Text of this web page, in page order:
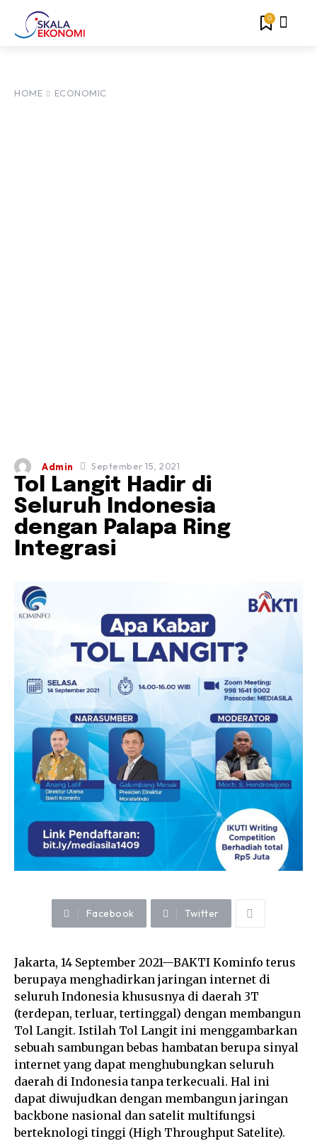
0
HOME ECONOMIC
Admin September 15, 2021
Tol Langit Hadir di
Seluruh Indonesia
dengan Palapa Ring
Integrasi
Facebook Twitter
Jakarta, 14 September 2021—BAKTI Kominfo terus
berupaya menghadirkan jaringan internet di
seluruh Indonesia khususnya di daerah 3T
(terdepan, terluar, tertinggal) dengan membangun
Tol Langit. Istilah Tol Langit ini menggambarkan
sebuah sambungan bebas hambatan berupa sinyal
internet yang dapat menghubungkan seluruh
daerah di Indonesia tanpa terkecuali. Hal ini
dapat diwujudkan dengan membangun jaringan
backbone nasional dan satelit multifungsi
berteknologi tinggi (High Throughput Satelite).